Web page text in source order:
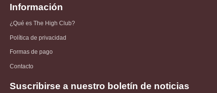
Información
¿Qué es The High Club?
Política de privacidad
Formas de pago
Contacto
Suscribirse a nuestro boletín de noticias